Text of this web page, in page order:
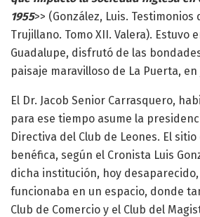
1955>> (González, Luis.
Trujillano. Tomo XII. Valera). Estuvo
Guadalupe, disfrutó de las
paisaje maravilloso de La Puerta, en
El Dr. Jacob Senior Carrasquero,
para ese tiempo asume la
Directiva del Club de Leones. El
benéfica, según el Cronista Luis
dicha institución, hoy
funcionaba en un espacio, donde
Club de Comercio y el Club del